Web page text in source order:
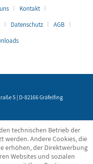
Kontakt
Datenschutz
AGB
5 | D-82166 Gräfelfing
technischen Betrieb der
werden. Andere Cookies, die
erhöhen, der Direktwerbung
Websites und sozialen